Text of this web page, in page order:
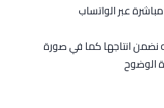
عبر الواتساب
نضمن انتاجها كما في صورة
الوضوح